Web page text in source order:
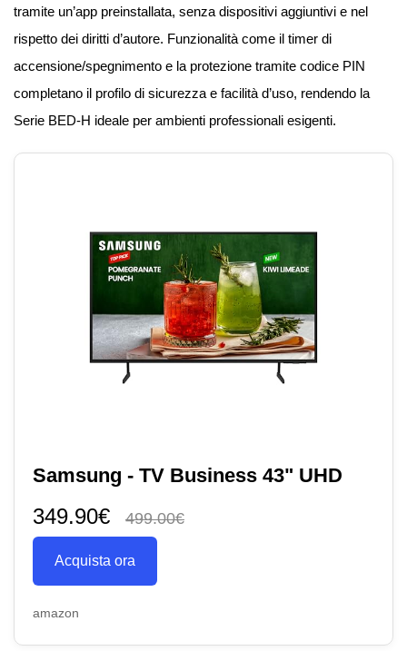
tramite un’app preinstallata, senza dispositivi aggiuntivi e nel
rispetto dei diritti d’autore. Funzionalità come il timer di
accensione/spegnimento e la protezione tramite codice PIN
completano il profilo di sicurezza e facilità d’uso, rendendo la
Serie BED-H ideale per ambienti professionali esigenti.
Samsung - TV Business 43" UHD
349.90€ 499.00€
Acquista ora
amazon